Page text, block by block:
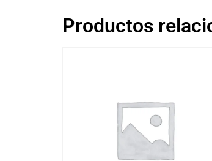
Productos